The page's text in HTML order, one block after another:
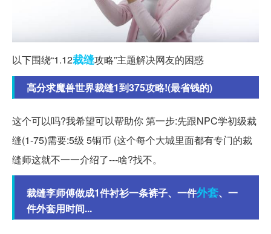
以下围绕“1.12裁缝攻略”主题解决网友的困惑
高分求魔兽世界裁缝1到375攻略!(最省钱的)
这个可以吗?我希望可以帮助你 第一步:先跟NPC学初级裁
缝(1-75)需要:5级 5铜币 (这个每个大城里面都有专门的裁
缝师这就不一一介绍了---啥?找不。
裁缝李师傅做成1件衬衫一条裤子、一件外套、一
件外套用时间...